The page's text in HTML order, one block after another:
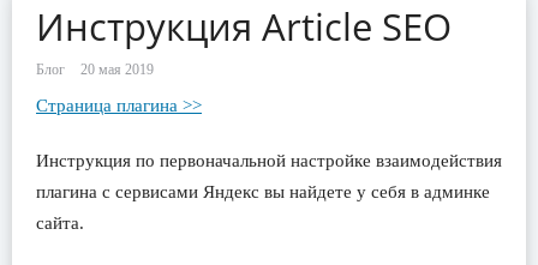
Инструкция Article SEO
Блог
Страница плагина >>
Инструкция по первоначальной настройке взаимодействия
плагина с сервисами Яндекс вы найдете у себя в админке
сайта.